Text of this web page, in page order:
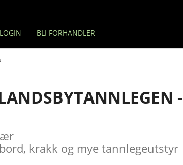
BLI FORHANDLER
-
krakk og mye tannlegeutstyr